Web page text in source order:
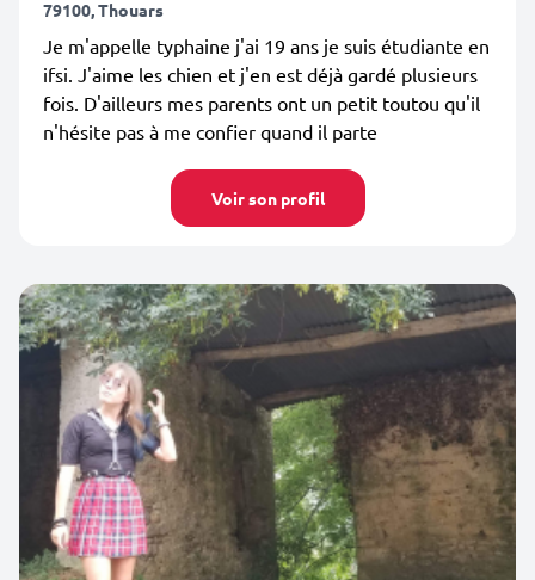
79100, Thouars
Je m'appelle typhaine j'ai 19 ans je suis étudiante en
ifsi. J'aime les chien et j'en est déjà gardé plusieurs
fois. D'ailleurs mes parents ont un petit toutou qu'il
n'hésite pas à me confier quand il parte
Voir son profil